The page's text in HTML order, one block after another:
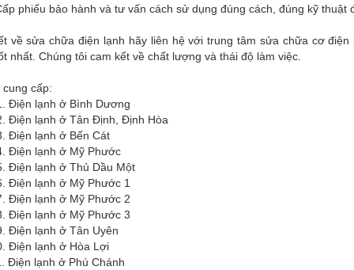
phiếu bảo hành và tư vấn cách sử dụng đúng cách, đúng kỹ thuật
về sửa chữa điện lạnh hãy liên hệ với trung tâm sửa chữa cơ
nhất. Chúng tôi cam kết về chất lượng và thái độ làm việc.
cấp:
ở Bình Dương
ở Tân Định, Định Hòa
lạnh ở Bến Cát
lạnh ở Mỹ Phước
ở Thủ Dầu Một
ở Mỹ Phước 1
ở Mỹ Phước 2
ở Mỹ Phước 3
lạnh ở Tân Uyên
lạnh ở Hòa Lợi
lạnh ở Phú Chánh